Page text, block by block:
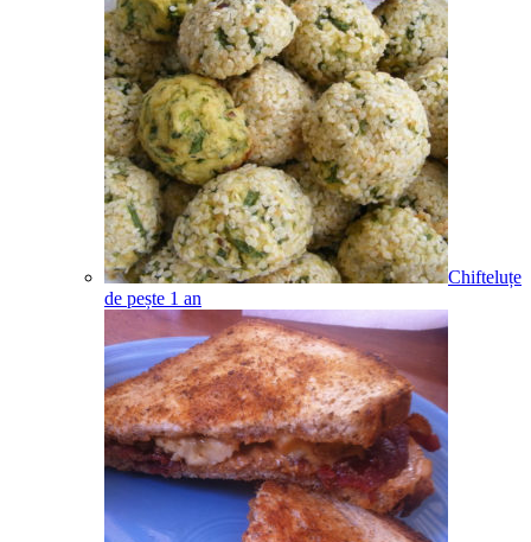
Chifteluțe
de pește 1 an